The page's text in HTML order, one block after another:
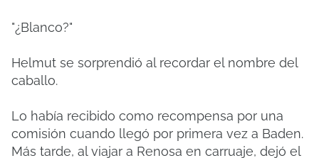
"¿Blanco?"
Helmut se sorprendió al recordar el nombre del
caballo.
Lo había recibido como recompensa por una
comisión cuando llegó por primera vez a Baden.
Más tarde, al viajar a Renosa en carruaje, dejó el